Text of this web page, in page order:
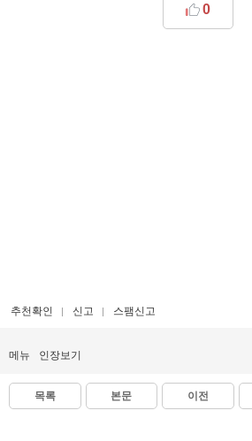
0
추천확인 신고 스팸신고
메뉴 인장보기
목록 본문 이전